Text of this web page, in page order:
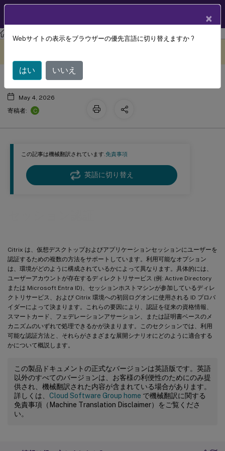
Citrix DaaS
この記事は機械翻訳されています.免責事項
英語に切り替え
Citrix は、仮想デスクトップおよびアプリケーションセッションにユーザーを
認証するための複数の方法をサポートしています。利用可能なオプション
は、環境がどのように構成されているかによって異なります。具体的には、
ユーザーアカウントが存在するディレクトリサービス (例: Active Directory
または Microsoft Entra ID)、セッションホストマシンが参加しているディレ
クトリサービス、および Citrix 環境への初回ログオンに使用される ID プロバ
イダーによって決まります。これらの要因により、認証を従来の資格情報、
スマートカード、フェデレーションアサーション、または証明書ベースのメ
カニズムのいずれで処理できるかが決まります。このセクションでは、利用
可能な認証方法と、それらがさまざまな展開シナリオにどのように適合する
かについて概説します。
この製品ドキュメントの正式なバージョンは英語版です。英語
以外のすべてのバージョンは、お客様の利便性のためにのみ提
供され、機械翻訳された内容が含まれている場合があります。
詳しくは、 Cloud Software Group home で機械翻訳に関する
免責事項（Machine Translation Disclaimer）をご覧くださ
い。
セッション認証
May 4, 2026
寄稿者:
C
×
Webサイトの表示をブラウザーの優先言語に切り替えますか ?
はい いいえ